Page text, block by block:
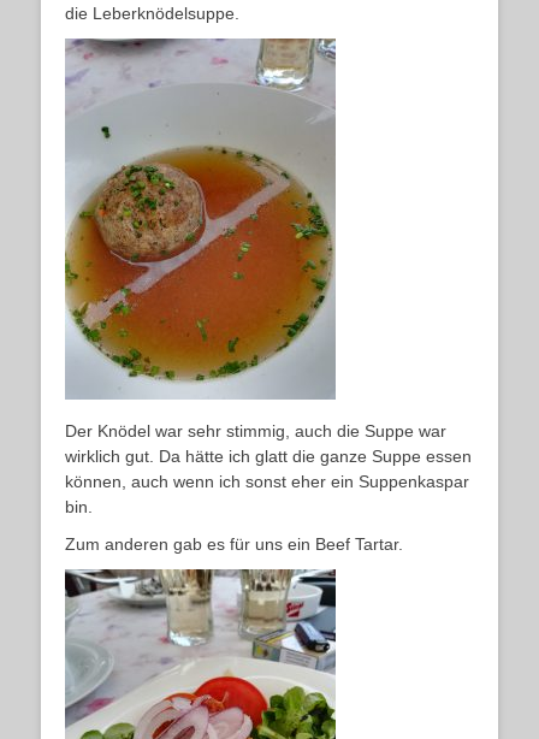
die Leberknödelsuppe.
Der Knödel war sehr stimmig, auch die Suppe war
wirklich gut. Da hätte ich glatt die ganze Suppe essen
können, auch wenn ich sonst eher ein Suppenkaspar
bin.
Zum anderen gab es für uns ein Beef Tartar.